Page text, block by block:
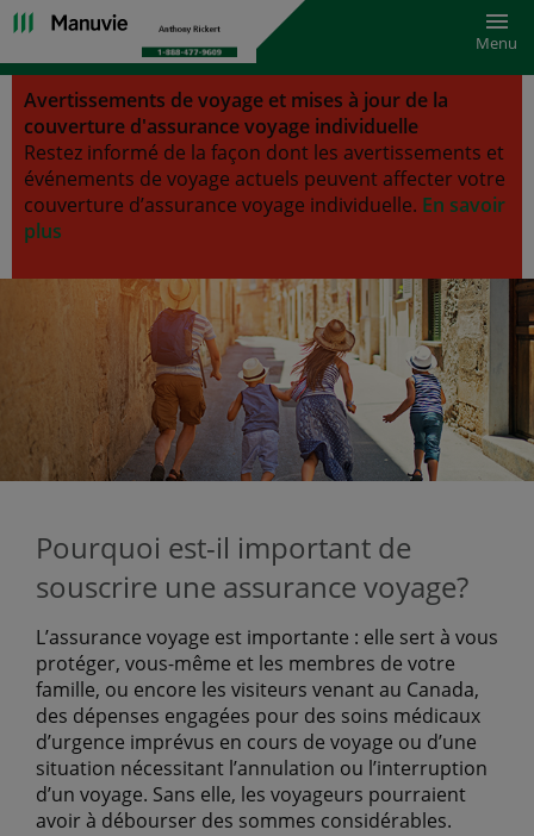
Menu
Avertissements de voyage et mises à jour de la
couverture d'assurance voyage individuelle
Restez informé de la façon dont les avertissements et
événements de voyage actuels peuvent affecter votre
couverture d’assurance voyage individuelle. En savoir
plus
Pourquoi est-il important de
souscrire une assurance voyage?
L’assurance voyage est importante : elle sert à vous
protéger, vous-même et les membres de votre
famille, ou encore les visiteurs venant au Canada,
des dépenses engagées pour des soins médicaux
d’urgence imprévus en cours de voyage ou d’une
situation nécessitant l’annulation ou l’interruption
d’un voyage. Sans elle, les voyageurs pourraient
avoir à débourser des sommes considérables.